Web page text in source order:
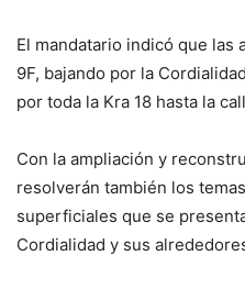
El mandatario indicó que las
9F, bajando por la
por toda la Kra 18 hasta la
Con la ampliación y
resolverán también los
superficiales que se
Cordialidad y sus